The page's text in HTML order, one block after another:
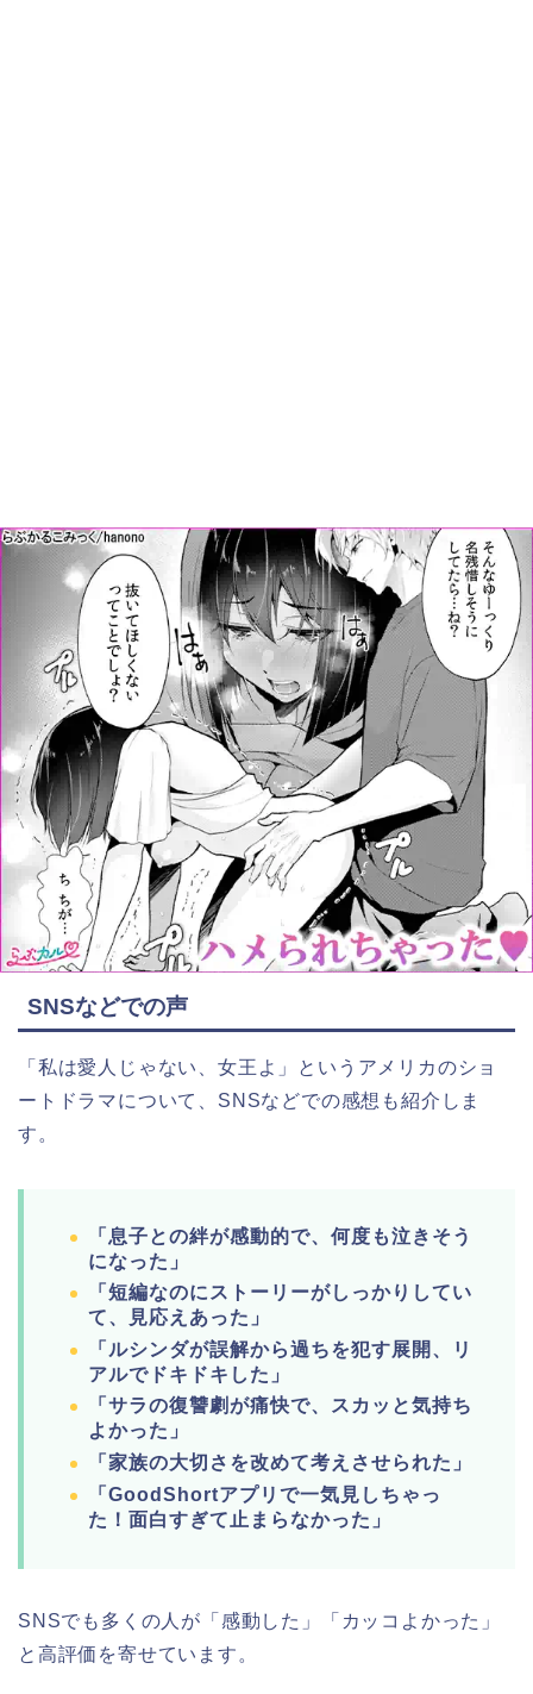
SNSなどでの声
「私は愛人じゃない、女王よ」というアメリカのショ
ートドラマについて、SNSなどでの感想も紹介しま
す。
「息子との絆が感動的で、何度も泣きそう
になった」
「短編なのにストーリーがしっかりしてい
て、見応えあった」
「ルシンダが誤解から過ちを犯す展開、リ
アルでドキドキした」
「サラの復讐劇が痛快で、スカッと気持ち
よかった」
「家族の大切さを改めて考えさせられた」
「GoodShortアプリで一気見しちゃっ
た！面白すぎて止まらなかった」
SNSでも多くの人が「感動した」「カッコよかった」
と高評価を寄せています。